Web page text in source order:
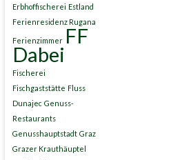
Erbhoffischerei Estland
Ferienresidenz Rugana
Ferienzimmer FF
Dabei
Fischerei
Fischgaststätte Fluss
Dunajec Genuss-
Restaurants
Genusshauptstadt Graz
Grazer Krauthäuptel